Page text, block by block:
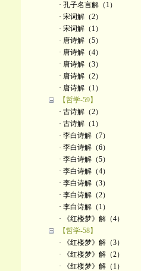
· 孔子名言解（1）
· 宋词解（2）
· 宋词解（1）
· 唐诗解（5）
· 唐诗解（4）
· 唐诗解（3）
· 唐诗解（2）
· 唐诗解（1）
【哲学-59】
· 古诗解（2）
· 古诗解（1）
· 李白诗解（7）
· 李白诗解（6）
· 李白诗解（5）
· 李白诗解（4）
· 李白诗解（3）
· 李白诗解（2）
· 李白诗解（1）
· 《红楼梦》解（4）
【哲学-58】
· 《红楼梦》解（3）
· 《红楼梦》解（2）
· 《红楼梦》解（1）